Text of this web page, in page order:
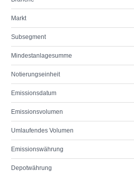
Markt
Subsegment
Mindestanlagesumme
Notierungseinheit
Emissionsdatum
Emissionsvolumen
Umlaufendes Volumen
Emissionswährung
Depotwährung